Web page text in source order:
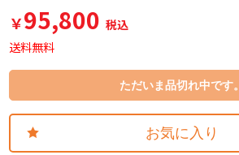
￥95,800 税込
送料無料
ただいま品切れ中です。
お気に入り